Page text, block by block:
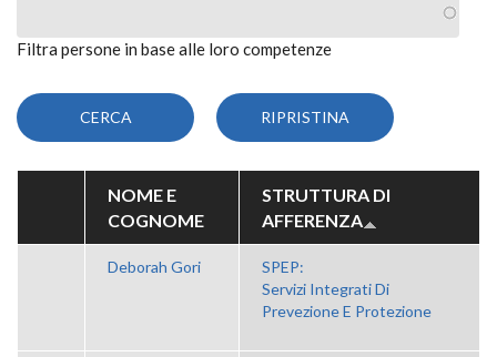
Filtra persone in base alle loro competenze
NOME E
COGNOME
STRUTTURA DI
AFFERENZA
Deborah Gori
SPEP:
Servizi Integrati Di
Prevezione E Protezione